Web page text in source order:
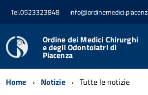
Tel.0523323848
Ordine dei Medici Chirurghi
e degli Odontoiatri di
Piacenza
Home Notizie Tutte le notizie